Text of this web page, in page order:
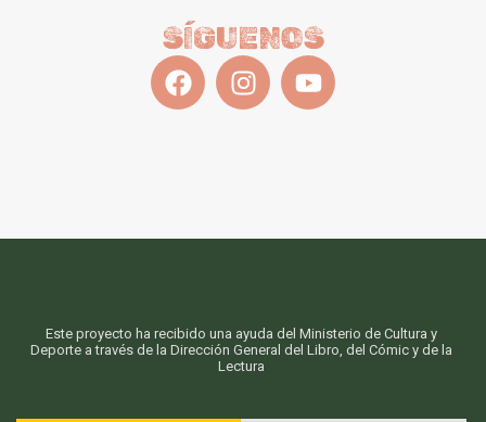
SÍGUENOS
Este proyecto ha recibido una ayuda del Ministerio de Cultura y
Deporte a través de la Dirección General del Libro, del Cómic y de la
Lectura